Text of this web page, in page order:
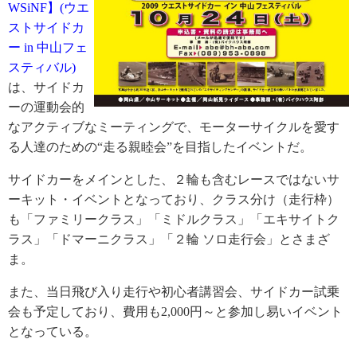
WSiNF】(ウエ
ストサイドカ
ー in 中山フェ
スティバル)
は、サイドカ
ーの運動会的
なアクティブなミーティングで、モーターサイクルを愛す
る人達のための“走る親睦会”を目指したイベントだ。
サイドカーをメインとした、２輪も含むレースではないサ
ーキット・イベントとなっており、クラス分け（走行枠）
も「ファミリークラス」「ミドルクラス」「エキサイトク
ラス」「ドマーニクラス」「２輪 ソロ走行会」とさまざ
ま。
また、当日飛び入り走行や初心者講習会、サイドカー試乗
会も予定しており、費用も2,000円～と参加し易いイベント
となっている。